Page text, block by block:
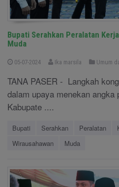
Bupati Serahkan Peralatan
Muda
05-07-2024 Ika marsila Umum
TANA PASER - Langkah
dalam upaya menekan angka
Kabupate ....
Bupati Serahkan Peralatan
Wirausahawan
Muda